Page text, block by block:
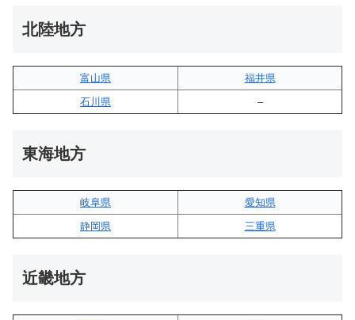
北陸地方
富山県
福井県
石川県
–
東海地方
岐阜県
愛知県
静岡県
三重県
近畿地方